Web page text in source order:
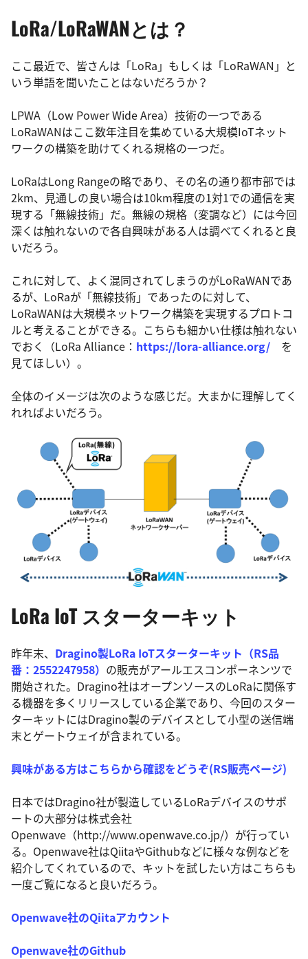
LoRa/LoRaWANとは？
ここ最近で、皆さんは「LoRa」もしくは「LoRaWAN」と
いう単語を聞いたことはないだろうか？
LPWA（Low Power Wide Area）技術の一つである
LoRaWANはここ数年注目を集めている大規模IoTネット
ワークの構築を助けてくれる規格の一つだ。
LoRaはLong Rangeの略であり、その名の通り都市部では
2km、見通しの良い場合は10km程度の1対1での通信を実
現する「無線技術」だ。無線の規格（変調など）には今回
深くは触れないので各自興味がある人は調べてくれると良
いだろう。
これに対して、よく混同されてしまうのがLoRaWANであ
るが、LoRaが「無線技術」であったのに対して、
LoRaWANは大規模ネットワーク構築を実現するプロトコ
ルと考えることができる。こちらも細かい仕様は触れない
でおく（LoRa Alliance： https://lora-alliance.org/ を
見てほしい）。
全体のイメージは次のような感じだ。大まかに理解してく
れればよいだろう。
LoRa IoT スターターキット
昨年末、 Dragino製LoRa IoTスターターキット（RS品
番：2552247958） の販売がアールエスコンポーネンツで
開始された。Dragino社はオープンソースのLoRaに関係す
る機器を多くリリースしている企業であり、今回のスター
ターキットにはDragino製のデバイスとして小型の送信端
末とゲートウェイが含まれている。
興味がある方はこちらから確認をどうぞ(RS販売ページ)
日本ではDragino社が製造しているLoRaデバイスのサポ
ートの大部分は株式会社
Openwave（http://www.openwave.co.jp/）が行ってい
る。Openwave社はQiitaやGithubなどに様々な例などを
紹介してくれているので、キットを試したい方はこちらも
一度ご覧になると良いだろう。
Openwave社のQiitaアカウント
Openwave社のGithub